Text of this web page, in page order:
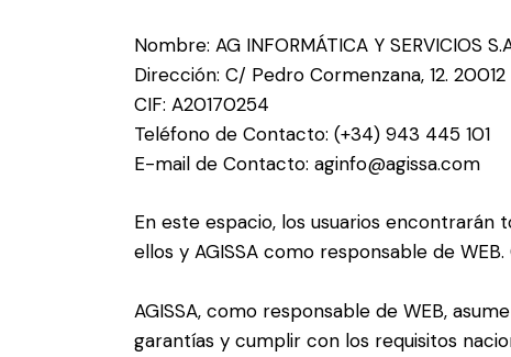
Nombre: AG INFORMÁTICA Y SERVICIOS
Dirección: C/ Pedro Cormenzana, 12.
CIF: A20170254
Teléfono de Contacto: (+34) 943 445 101
E-mail de Contacto: aginfo@agissa.com
En este espacio, los usuarios
ellos y AGISSA como responsable de
AGISSA, como responsable de WEB,
garantías y cumplir con los requisitos